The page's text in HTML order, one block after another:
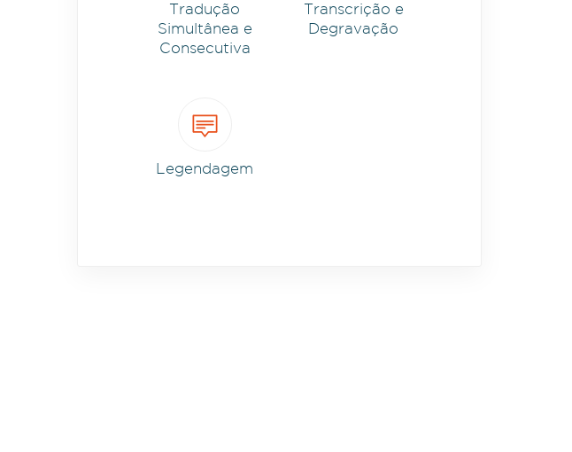
Tradução
Simultânea e
Consecutiva
Transcrição e
Degravação
Legendagem